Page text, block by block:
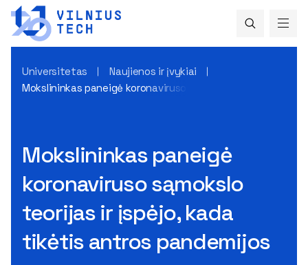
Universitetas
Naujienos ir įvykiai
Mokslininkas paneigė koronaviruso sąmokslo teorijas ir
Mokslininkas paneigė
koronaviruso sąmokslo
teorijas ir įspėjo, kada
tikėtis antros pandemijos